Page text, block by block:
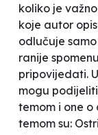
koliko je
koje autor
odlučuje
ranije
pripovijedati.
mogu
temom i one o
temom su: